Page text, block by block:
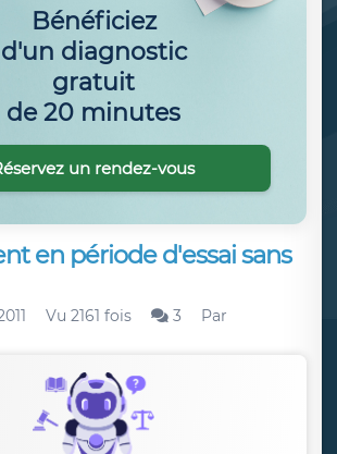
en période d'essai sans
Vu 2161 fois 3
Par
Bénéficiez
d'un diagnostic
gratuit
de 20 minutes
un rendez-vous